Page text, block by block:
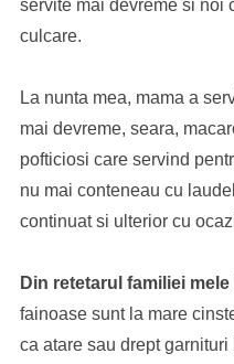
servite mai devreme si noi
culcare.
La nunta mea, mama a
mai devreme, seara,
pofticiosi care servind
nu mai conteneau cu
continuat si ulterior cu
Din retetarul familiei mele
fainoase sunt la mare
ca atare sau drept